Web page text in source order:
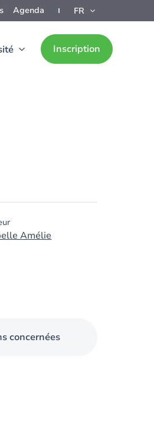
Agenda FR
Inscription
Amélie
concernées